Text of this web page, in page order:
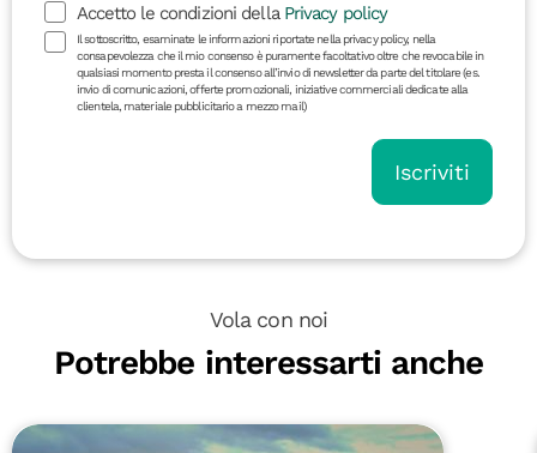
Accetto le condizioni della Privacy policy
Il sottoscritto, esaminate le informazioni riportate nella privacy policy, nella
consapevolezza che il mio consenso è puramente facoltativo oltre che revocabile in
qualsiasi momento presta il consenso all’invio di newsletter da parte del titolare (es.
invio di comunicazioni, offerte promozionali, iniziative commerciali dedicate alla
clientela, materiale pubblicitario a mezzo mail)
Iscriviti
Vola con noi
Potrebbe interessarti anche